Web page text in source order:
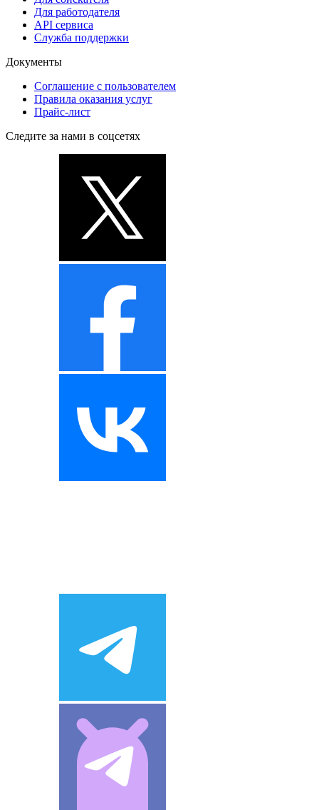
Для работодателя
API сервиса
Служба поддержки
Документы
Соглашение с пользователем
Правила оказания услуг
Прайс-лист
Следите за нами в соцсетях